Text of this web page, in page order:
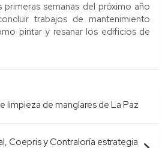
semanas del próximo año
trabajos de mantenimiento
pintar y resanar los edificios de
limpieza de manglares de La Paz
Coepris y Contraloría estrategia